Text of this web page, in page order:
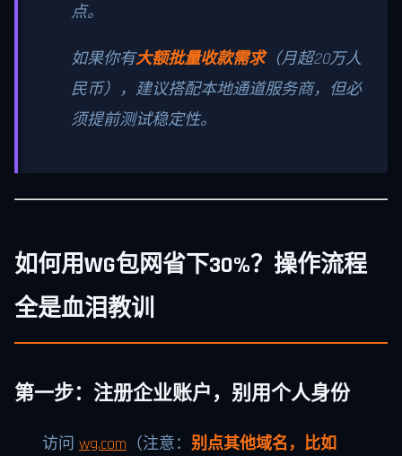
点。
如果你有大额批量收款需求（月超20万人
民币），建议搭配本地通道服务商，但必
须提前测试稳定性。
如何用WG包网省下30%？操作流程
全是血泪教训
第一步：注册企业账户，别用个人身份
访问 wg.com （注意： 别点其他域名，比如